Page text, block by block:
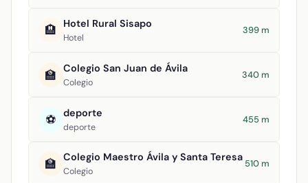
🏨 Hotel Rural Sisapo
Hotel
399 m
🏫 Colegio San Juan de Ávila
Colegio
340 m
⚽ deporte
deporte
455 m
🏫 Colegio Maestro Ávila y Santa Teresa
Colegio
510 m